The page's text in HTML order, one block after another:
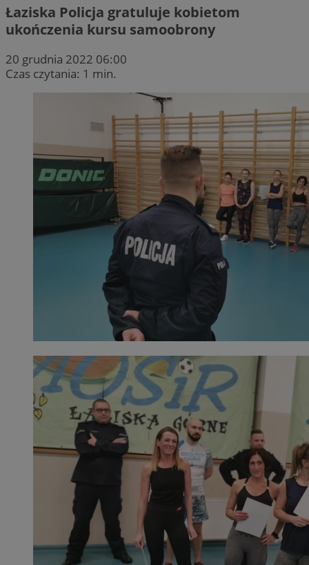
Łaziska Policja gratuluje kobietom
ukończenia kursu samoobrony
20 grudnia 2022 06:00
Czas czytania: 1 min.